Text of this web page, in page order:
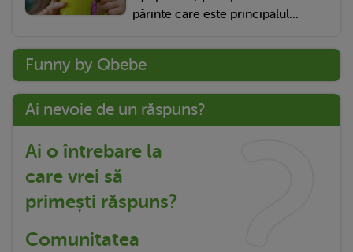
părinte care este principalul...
Funny by Qbebe
Ai nevoie de un răspuns?
Ai o întrebare la
care vrei să
primești răspuns?
Comunitatea